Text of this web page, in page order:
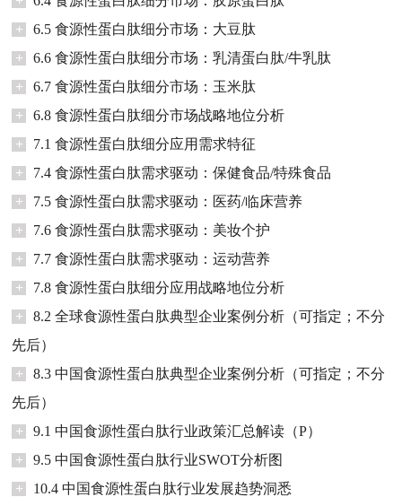
+
6.5 食源性蛋白肽细分市场：大豆肽
+
6.6 食源性蛋白肽细分市场：乳清蛋白肽/牛乳肽
+
6.7 食源性蛋白肽细分市场：玉米肽
+
6.8 食源性蛋白肽细分市场战略地位分析
+
7.1 食源性蛋白肽细分应用需求特征
+
7.4 食源性蛋白肽需求驱动：保健食品/特殊食品
+
7.5 食源性蛋白肽需求驱动：医药/临床营养
+
7.6 食源性蛋白肽需求驱动：美妆个护
+
7.7 食源性蛋白肽需求驱动：运动营养
+
7.8 食源性蛋白肽细分应用战略地位分析
+
8.2 全球食源性蛋白肽典型企业案例分析（可指定；不分
先后）
+
8.3 中国食源性蛋白肽典型企业案例分析（可指定；不分
先后）
+
9.1 中国食源性蛋白肽行业政策汇总解读（P）
+
9.5 中国食源性蛋白肽行业SWOT分析图
+
10.4 中国食源性蛋白肽行业发展趋势洞悉